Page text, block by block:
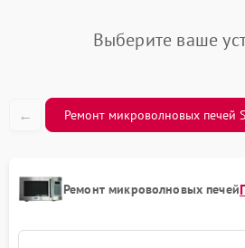
Выберите ваше
← Ремонт микроволновых печей
Ремонт микроволновых печей